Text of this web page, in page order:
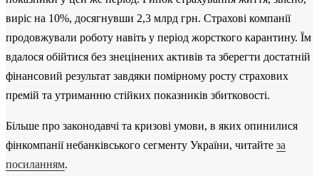
виріс на 10%, досягнувши 2,3 млрд грн. Страхові компанії
продовжували роботу навіть у період жорсткого карантину. Їм
вдалося обійтися без знецінених активів та зберегти достатній
фінансовий результат завдяки помірному росту страхових
премій та утриманню стійких показників збитковості.
Більше про законодавчі та кризові умови, в яких опинилися
фінкомпанії небанківського сегменту України, читайте за
посиланням.